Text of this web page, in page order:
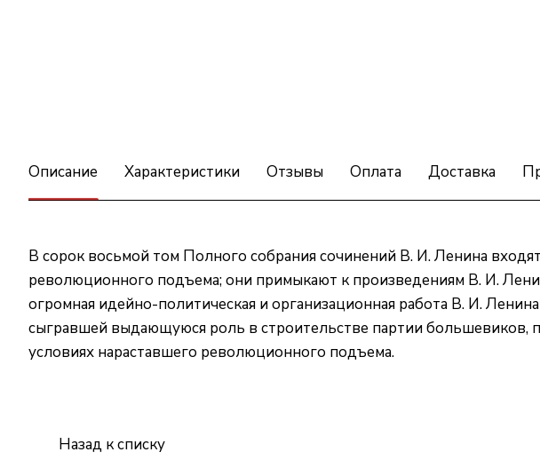
Описание Характеристики Отзывы Оплата Доставка
В сорок восьмой том Полного собрания сочинений В. И. Ленина
революционного подъема; они примыкают к произведениям В. И.
огромная идейно-политическая и организационная работа В. И.
сыгравшей выдающуюся роль в строительстве партии большевиков,
условиях нараставшего революционного подъема.
Назад к списку